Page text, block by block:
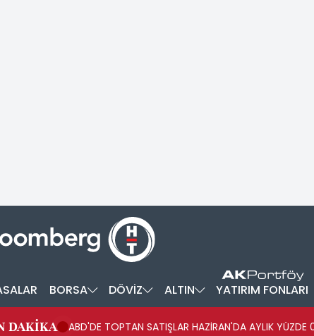
BORSA DÖVİZ ALTIN YATIRIM FONLARI
DAKİKA ABD'DE TOPTAN SATIŞLAR HAZİRAN'DA AYLIK